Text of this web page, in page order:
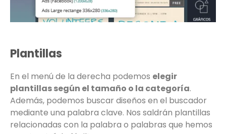
Plantillas
En el menú de la derecha podemos elegir
plantillas según el tamaño o la categoría.
Además, podemos buscar diseños en el buscador
mediante una palabra clave. Nos saldrán plantillas
relacionadas con la palabra o palabras que hemos